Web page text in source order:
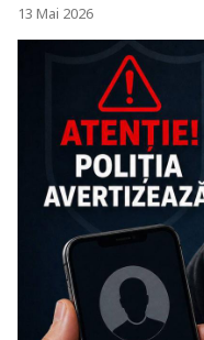
13 Mai 2026